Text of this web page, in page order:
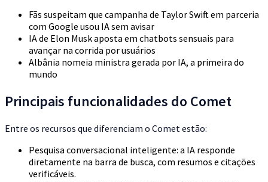
Fãs suspeitam que campanha de Taylor Swift em parceria
com Google usou IA sem avisar
IA de Elon Musk aposta em chatbots sensuais para
avançar na corrida por usuários
Albânia nomeia ministra gerada por IA, a primeira do
mundo
Principais funcionalidades do Comet
Entre os recursos que diferenciam o Comet estão:
Pesquisa conversacional inteligente: a IA responde
diretamente na barra de busca, com resumos e citações
verificáveis.